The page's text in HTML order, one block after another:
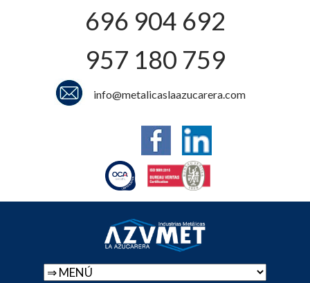
696 904 692
957 180 759
info@metalicaslaazucarera.com